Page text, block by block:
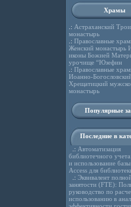
Храмы
.: Астраханский
монастырь
.: Православные
Женский монастырь
иконы Божией
урочище “Юзефин
.: Православные
Иоанно-
Хрещатицкий
монастырь
Популярные
Последние в
.: Автоматизация
библиотечного
и использование
Access для
.: Эквивалент
занятости (FTE):
руководство по
использованию в